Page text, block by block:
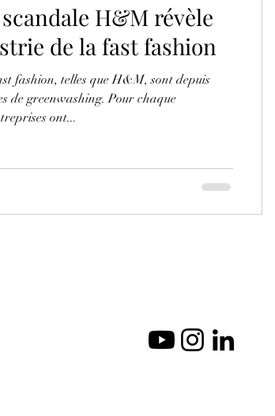
H&M révèle
de la fast fashion
fashion, telles que H&M, sont depuis
de greenwashing. Pour chaque
ont...